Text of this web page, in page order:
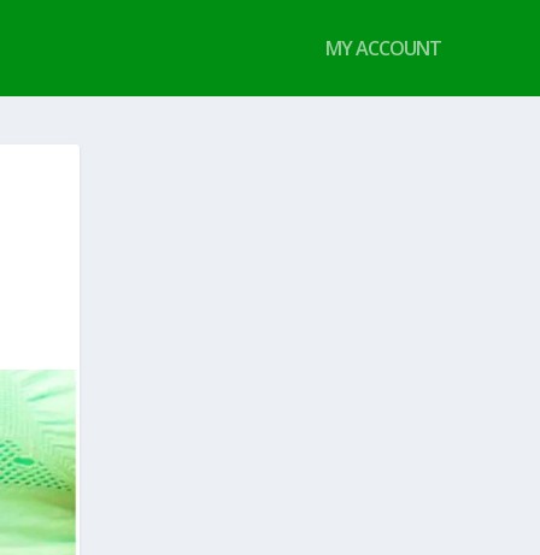
MY ACCOUNT